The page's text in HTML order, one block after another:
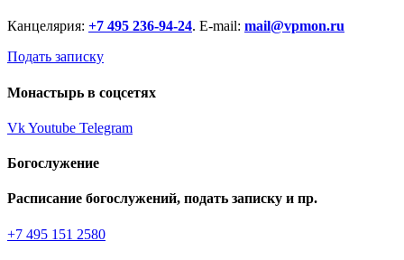
Канцелярия: +7 495 236-94-24. E-mail: mail@vpmon.ru
Подать записку
Монастырь в соцсетях
VkYoutube Telegram
Богослужение
Расписание богослужений, подать записку и пр.
+7 495 151 2580